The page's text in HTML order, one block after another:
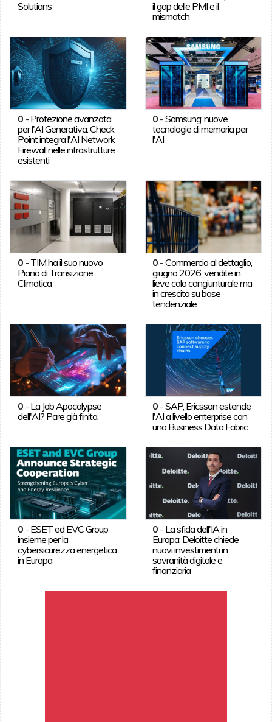
Solutions
il gap delle PMI e il
mismatch
0- Protezione avanzata
per l'AI Generativa: Check
Point integra l'AI Network
Firewall nelle infrastrutture
esistenti
0 -Samsung: nuove
tecnologie di memoria per
l'AI
0- TIM ha il suo nuovo
Piano di Transizione
Climatica
0 -Commercio al dettaglio,
giugno 2026: vendite in
lieve calo congiunturale ma
in crescita su base
tendenziale
0- La Job Apocalypse
dell'AI? Pare già finita.
0 -SAP, Ericsson estende
l'AI a livello enterprise con
una Business Data Fabric
0- ESET ed EVC Group
insieme per la
cybersicurezza energetica
in Europa
0 - La sfida dell'IA in
Europa: Deloitte chiede
nuovi investimenti in
sovranità digitale e
finanziaria